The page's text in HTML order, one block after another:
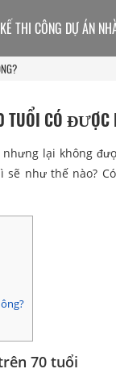
TUỔI CÓ ĐƯỢC
lại không
sẽ như thế nào?
70 tuổi
THI CÔNG DỰ ÁN